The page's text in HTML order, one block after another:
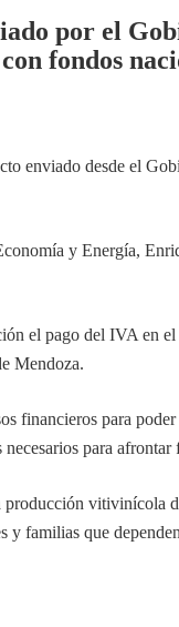
por el
fondos
enviado desde el
y Energía,
el pago del IVA
Mendoza.
financieros para
para
familias que